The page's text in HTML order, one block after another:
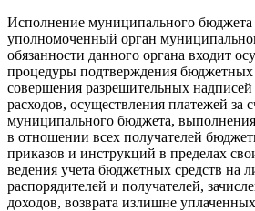
Исполнение муниципального бюджета
уполномоченный орган
обязанности данного органа входит
процедуры подтверждения бюджетных
совершения разрешительных
расходов, осуществления платежей за
муниципального бюджета, выполнения
в отношении всех получателей
приказов и инструкций в пределах
ведения учета бюджетных средств на
распорядителей и получателей,
доходов, возврата излишне